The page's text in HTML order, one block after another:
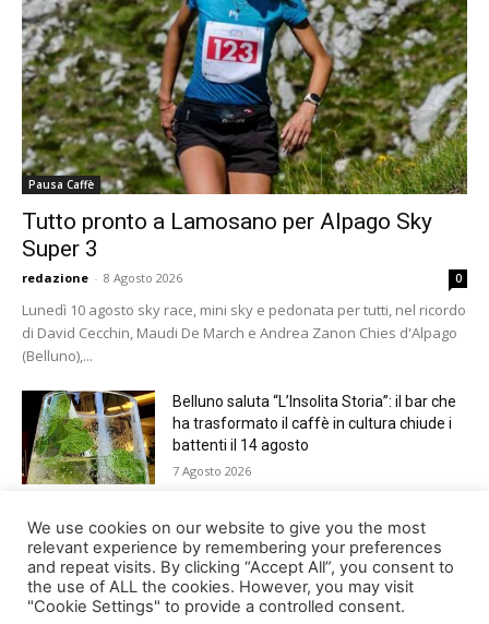
Pausa Caffè
Tutto pronto a Lamosano per Alpago Sky
Super 3
redazione - 8 Agosto 2026 0
Lunedì 10 agosto sky race, mini sky e pedonata per tutti, nel ricordo
di David Cecchin, Maudi De March e Andrea Zanon Chies d'Alpago
(Belluno),...
Belluno saluta “L’Insolita Storia”: il bar che
ha trasformato il caffè in cultura chiude i
battenti il 14 agosto
7 Agosto 2026
Giro del Lago di Santa Croce 2026.
Appuntamento domenica 16 agosto
7 Agosto 2026
We use cookies on our website to give you the most
relevant experience by remembering your preferences
and repeat visits. By clicking “Accept All”, you consent to
the use of ALL the cookies. However, you may visit
"Cookie Settings" to provide a controlled consent.